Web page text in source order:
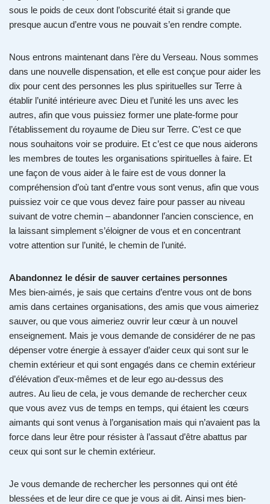
sous le poids de ceux dont l’obscurité était si grande que
presque aucun d’entre vous ne pouvait s’en rendre compte.
Nous entrons maintenant dans l’ère du Verseau. Nous sommes
dans une nouvelle dispensation, et elle est conçue pour aider les
dix pour cent des personnes les plus spirituelles sur Terre à
établir l’unité intérieure avec Dieu et l’unité les uns avec les
autres, afin que vous puissiez former une plate-forme pour
l’établissement du royaume de Dieu sur Terre. C’est ce que
nous souhaitons voir se produire. Et c’est ce que nous aiderons
les membres de toutes les organisations spirituelles à faire. Et
une façon de vous aider à le faire est de vous donner la
compréhension d’où tant d’entre vous sont venus, afin que vous
puissiez voir ce que vous devez faire pour passer au niveau
suivant de votre chemin – abandonner l’ancien conscience, en
la laissant simplement s’éloigner de vous et en concentrant
votre attention sur l’unité, le chemin de l’unité.
Abandonnez le désir de sauver certaines personnes
Mes bien-aimés, je sais que certains d’entre vous ont de bons
amis dans certaines organisations, des amis que vous aimeriez
sauver, ou que vous aimeriez ouvrir leur cœur à un nouvel
enseignement. Mais je vous demande de considérer de ne pas
dépenser votre énergie à essayer d’aider ceux qui sont sur le
chemin extérieur et qui sont engagés dans ce chemin extérieur
d’élévation d’eux-mêmes et de leur ego au-dessus des
autres. Au lieu de cela, je vous demande de rechercher ceux
que vous avez vus de temps en temps, qui étaient les cœurs
aimants qui sont venus à l’organisation mais qui n’avaient pas la
force dans leur être pour résister à l’assaut d’être abattus par
ceux qui sont sur le chemin extérieur.
Je vous demande de rechercher les personnes qui ont été
blessées et de leur dire ce que je vous ai dit. Ainsi mes bien-